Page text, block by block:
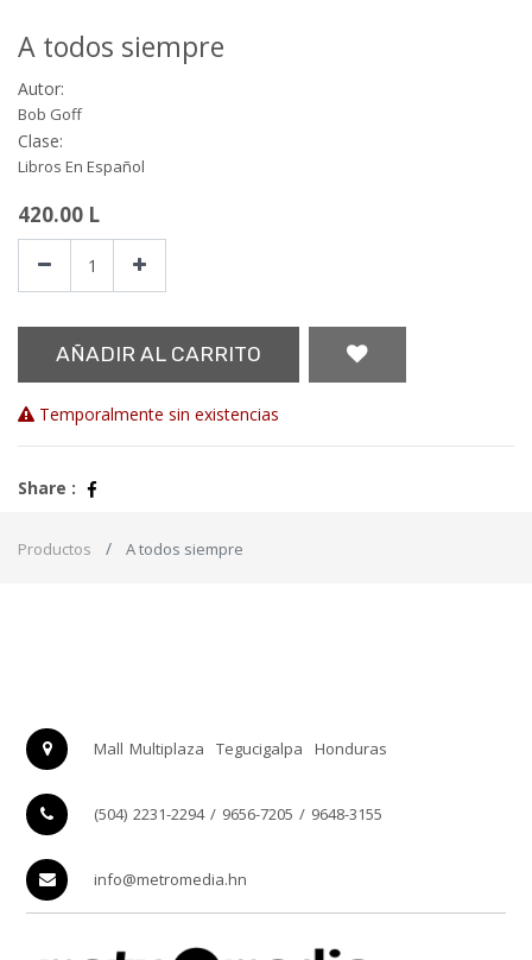
A todos siempre
Autor:
Bob Goff
Clase:
Libros En Español
420.00 L
AÑADIR AL CARRITO
Temporalmente sin existencias
Share :
Productos A todos siempre
Mall Multiplaza Tegucigalpa Honduras
(504) 2231-2294 / 9656-7205 / 9648-3155
info@metromedia.hn